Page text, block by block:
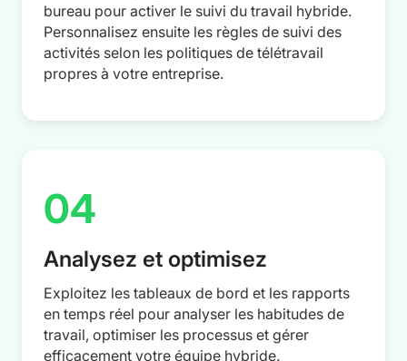
bureau pour activer le suivi du travail hybride.
Personnalisez ensuite les règles de suivi des
activités selon les politiques de télétravail
propres à votre entreprise.
04
Analysez et optimisez
Exploitez les tableaux de bord et les rapports
en temps réel pour analyser les habitudes de
travail, optimiser les processus et gérer
efficacement votre équipe hybride.